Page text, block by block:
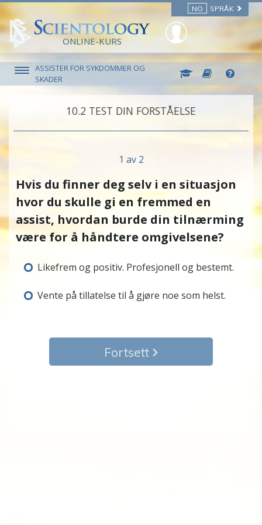
NO SPRÅK
ONLINE-KURS
ASSISTER FOR SYKDOMMER OG
SKADER
10.‎2 TEST DIN FORSTÅELSE
1 av 2
Hvis du finner deg selv i en situasjon
hvor du skulle gi en fremmed en
assist, hvordan burde din tilnærming
være for å håndtere omgivelsene?
Likefrem og positiv. Profesjonell og bestemt.
Vente på tillatelse til å gjøre noe som helst.
Fortsett